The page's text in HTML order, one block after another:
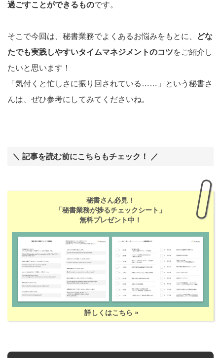
過ごすことができるものです。
そこで今回は、秘書業務でよくあるお悩みをもとに、
どな
たでも実践しやすいタイムマネジメントのコツをご紹介し
たいと思います！
「気付くと忙しさに振り回されている……」という秘書さ
んは、ぜひ参考にしてみてくださいね。
＼ 記事を読む前にこちらもチェック！ ／
秘書さん必見！
「秘書業務が捗るチェックシート」
無料プレゼント中！
詳しくはこちら »